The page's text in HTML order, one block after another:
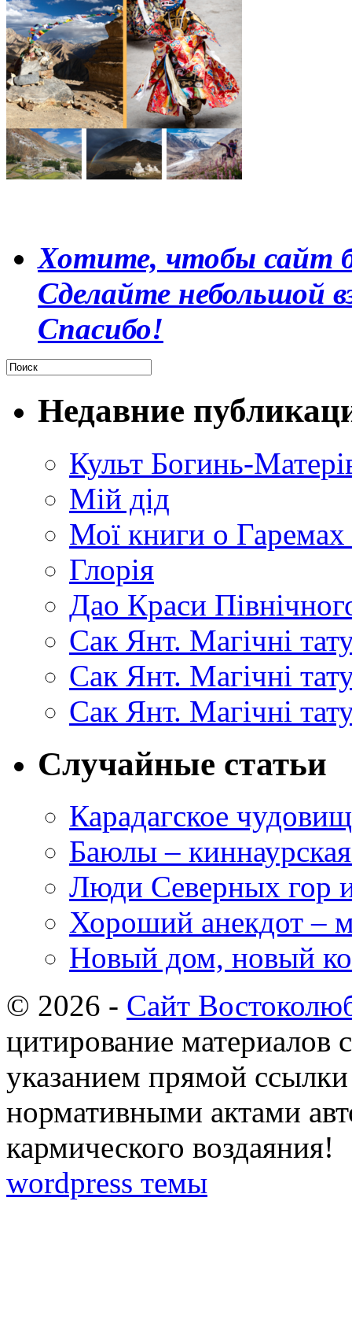
Хотите, чтобы сайт
Сделайте небольшой
Спасибо!
Недавние
Культ Богинь-
Мій дід
Мої книги о
Глорія
Дао Краси
Сак Янт. Магічні
Сак Янт. Магічні
Сак Янт. Магічні
Случайные статьи
Карадагское
Баюлы –
Люди Северных гор
Хороший анекдот –
Новый дом, новый
© 2026 - Сайт
цитирование материалов
указанием прямой
нормативными актами
кармического воздаяния!
wordpress темы